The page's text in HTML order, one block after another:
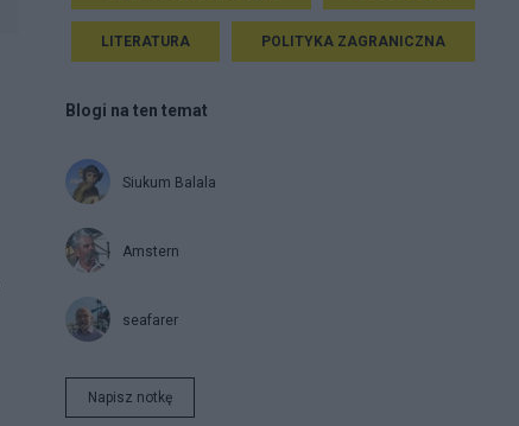
LITERATURA POLITYKA ZAGRANICZNA
Blogi na ten temat
Siukum Balala
Amstern
seafarer
Napisz notkę